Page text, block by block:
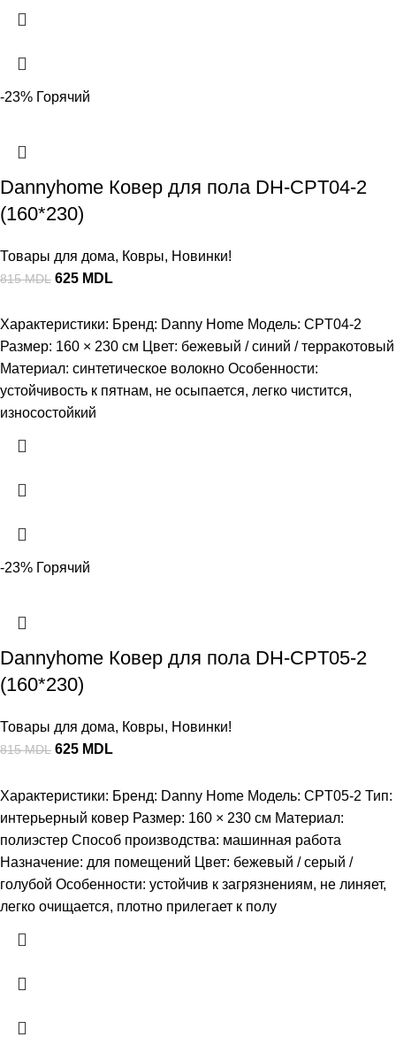
-23% Горячий
Dannyhome Ковер для пола DH-CPT04-2
(160*230)
Товары для дома, Ковры, Новинки!
815MDL 625 MDL
Характеристики: Бренд: Danny Home Модель: CPT04-2
Размер: 160 × 230 см Цвет: бежевый / синий / терракотовый
Материал: синтетическое волокно Особенности:
устойчивость к пятнам, не осыпается, легко чистится,
износостойкий
-23% Горячий
Dannyhome Ковер для пола DH-CPT05-2
(160*230)
Товары для дома, Ковры, Новинки!
815MDL 625 MDL
Характеристики: Бренд: Danny Home Модель: CPT05-2 Тип:
интерьерный ковер Размер: 160 × 230 см Материал:
полиэстер Способ производства: машинная работа
Назначение: для помещений Цвет: бежевый / серый /
голубой Особенности: устойчив к загрязнениям, не линяет,
легко очищается, плотно прилегает к полу